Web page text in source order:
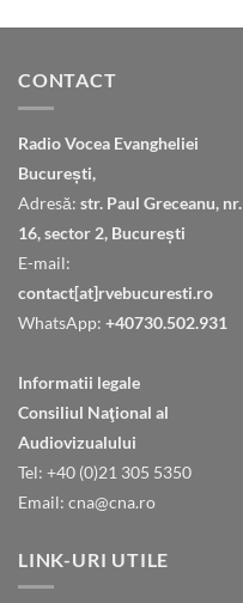
CONTACT
Radio Vocea Evangheliei
București,
Adresă: str. Paul Greceanu, nr.
16, sector 2, București
E-mail:
contact[at]rvebucuresti.ro
WhatsApp: +40730.502.931
Informatii legale
Consiliul Naţional al
Audiovizualului
Tel: +40 (0)21 305 5350
Email: cna@cna.ro
LINK-URI UTILE